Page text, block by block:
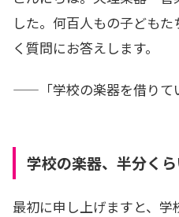
した。何百人もの子ども
く質問にお答えします。
——「学校の楽器を借りて
学校の楽器、半分く
最初に申し上げますと、